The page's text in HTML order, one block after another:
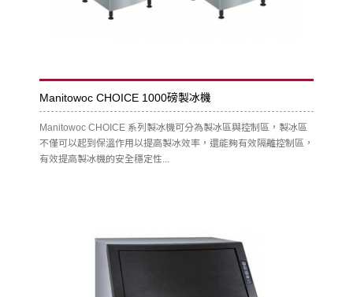
Manitowoc CHOICE 1000磅製冰機
Manitowoc CHOICE 系列製冰機可分為製冰區與控制區，製冰區
不僅可以起到保溫作用以提高製冰效率，還能夠有效隔離控制區，
有效提高製冰機的安全穩定性...